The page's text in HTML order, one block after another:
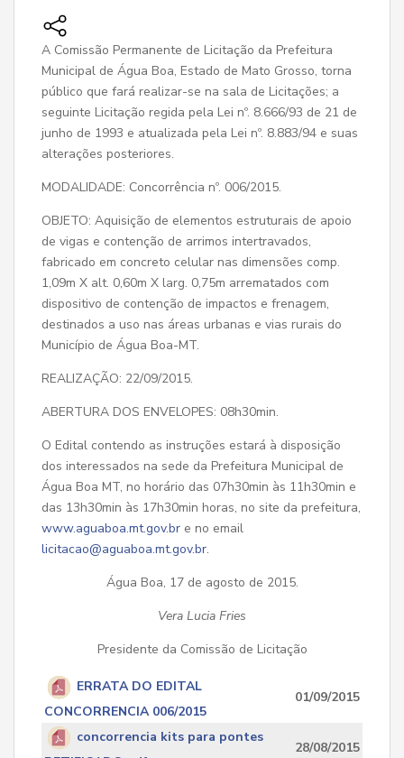
A Comissão Permanente de Licitação da Prefeitura
Municipal de Água Boa, Estado de Mato Grosso, torna
público que fará realizar-se na sala de Licitações; a
seguinte Licitação regida pela Lei nº. 8.666/93 de 21 de
junho de 1993 e atualizada pela Lei nº. 8.883/94 e suas
alterações posteriores.
MODALIDADE: Concorrência nº. 006/2015.
OBJETO: Aquisição de elementos estruturais de apoio
de vigas e contenção de arrimos intertravados,
fabricado em concreto celular nas dimensões comp.
1,09m X alt. 0,60m X larg. 0,75m arrematados com
dispositivo de contenção de impactos e frenagem,
destinados a uso nas áreas urbanas e vias rurais do
Município de Água Boa-MT.
REALIZAÇÃO: 22/09/2015.
ABERTURA DOS ENVELOPES: 08h30min.
O Edital contendo as instruções estará à disposição
dos interessados na sede da Prefeitura Municipal de
Água Boa MT, no horário das 07h30min às 11h30min e
das 13h30min às 17h30min horas, no site da prefeitura,
www.aguaboa.mt.gov.br e no email
licitacao@aguaboa.mt.gov.br.
Água Boa, 17 de agosto de 2015.
Vera Lucia Fries
Presidente da Comissão de Licitação
ERRATA DO EDITAL
CONCORRENCIA 006/2015
01/09/2015
concorrencia kits para pontes
28/08/2015